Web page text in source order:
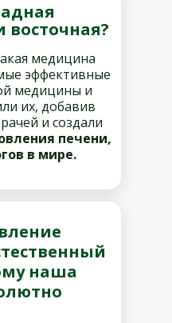
медицина
эффективные
медицины и
их, добавив
и создали
печени,
в мире.
наша